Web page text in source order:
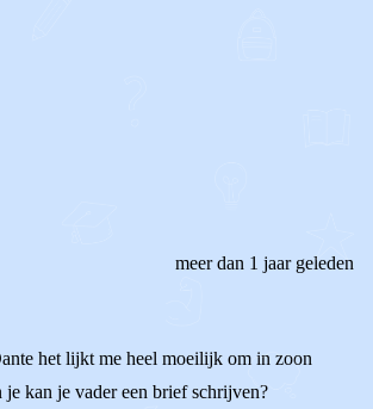
meer dan 1 jaar geleden
het lijkt me heel moeilijk om in zoon
je kan je vader een brief schrijven?